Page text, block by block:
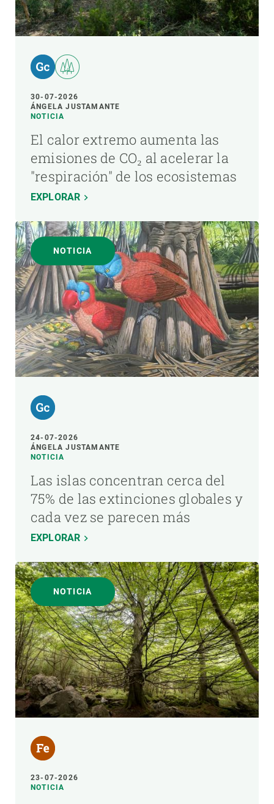
30-07-2026
ÁNGELA JUSTAMANTE
NOTICIA
El calor extremo aumenta las
emisiones de CO₂ al acelerar la
"respiración" de los ecosistemas
EXPLORAR
NOTICIA
24-07-2026
ÁNGELA JUSTAMANTE
NOTICIA
Las islas concentran cerca del
75% de las extinciones globales y
cada vez se parecen más
EXPLORAR
NOTICIA
23-07-2026
NOTICIA